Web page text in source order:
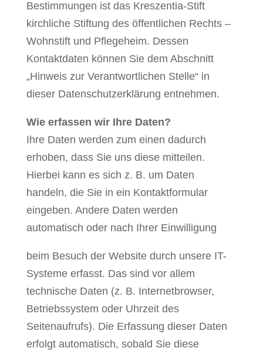
Bestimmungen ist das Kreszentia-Stift
kirchliche Stiftung des öffentlichen Rechts –
Wohnstift und Pflegeheim. Dessen
Kontaktdaten können Sie dem Abschnitt
„Hinweis zur Verantwortlichen Stelle“ in
dieser Datenschutzerklärung entnehmen.
Wie erfassen wir Ihre Daten?
Ihre Daten werden zum einen dadurch
erhoben, dass Sie uns diese mitteilen.
Hierbei kann es sich z. B. um Daten
handeln, die Sie in ein Kontaktformular
eingeben. Andere Daten werden
automatisch oder nach Ihrer Einwilligung
beim Besuch der Website durch unsere IT-
Systeme erfasst. Das sind vor allem
technische Daten (z. B. Internetbrowser,
Betriebssystem oder Uhrzeit des
Seitenaufrufs). Die Erfassung dieser Daten
erfolgt automatisch, sobald Sie diese